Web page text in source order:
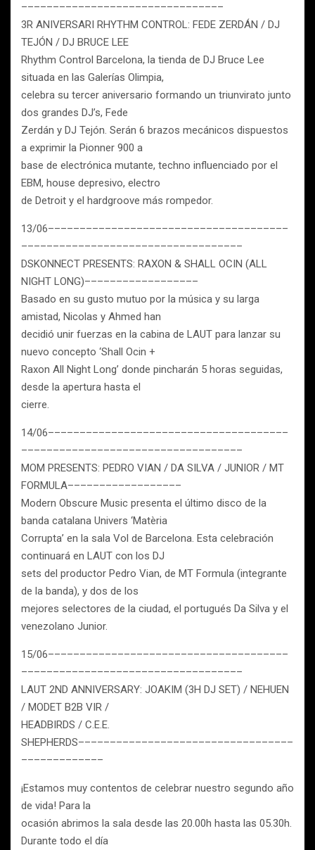
––––––––––––––––––––––––––––––––
3R ANIVERSARI RHYTHM CONTROL: FEDE ZERDÁN / DJ
TEJÓN / DJ BRUCE LEE
Rhythm Control Barcelona, la tienda de DJ Bruce Lee
situada en las Galerías Olimpia,
celebra su tercer aniversario formando un triunvirato junto
dos grandes DJ’s, Fede
Zerdán y DJ Tejón. Serán 6 brazos mecánicos dispuestos
a exprimir la Pionner 900 a
base de electrónica mutante, techno influenciado por el
EBM, house depresivo, electro
de Detroit y el hardgroove más rompedor.
13/06––––––––––––––––––––––––––––––––––––––
–––––––––––––––––––––––––––––––––––
DSKONNECT PRESENTS: RAXON & SHALL OCIN (ALL
NIGHT LONG)––––––––––––––––––
Basado en su gusto mutuo por la música y su larga
amistad, Nicolas y Ahmed han
decidió unir fuerzas en la cabina de LAUT para lanzar su
nuevo concepto ‘Shall Ocin +
Raxon All Night Long’ donde pincharán 5 horas seguidas,
desde la apertura hasta el
cierre.
14/06––––––––––––––––––––––––––––––––––––––
–––––––––––––––––––––––––––––––––––
MOM PRESENTS: PEDRO VIAN / DA SILVA / JUNIOR / MT
FORMULA––––––––––––––––––
Modern Obscure Music presenta el último disco de la
banda catalana Univers ‘Matèria
Corrupta’ en la sala Vol de Barcelona. Esta celebración
continuará en LAUT con los DJ
sets del productor Pedro Vian, de MT Formula (integrante
de la banda), y dos de los
mejores selectores de la ciudad, el portugués Da Silva y el
venezolano Junior.
15/06––––––––––––––––––––––––––––––––––––––
–––––––––––––––––––––––––––––––––––
LAUT 2ND ANNIVERSARY: JOAKIM (3H DJ SET) / NEHUEN
/ MODET B2B VIR /
HEADBIRDS / C.E.E.
SHEPHERDS––––––––––––––––––––––––––––––––––
–––––––––––––
¡Estamos muy contentos de celebrar nuestro segundo año
de vida! Para la
ocasión abrimos la sala desde las 20.00h hasta las 05.30h.
Durante todo el día